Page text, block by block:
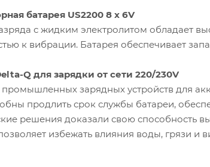
батарея US2200 8 х 6V
с жидким электролитом обладает
к вибрации. Батарея обеспечивает
Q для зарядки от сети 220/230V
зарядных устройств для
продлить срок службы батареи,
решения доказали свою способность
избежать влияния воды, грязи и